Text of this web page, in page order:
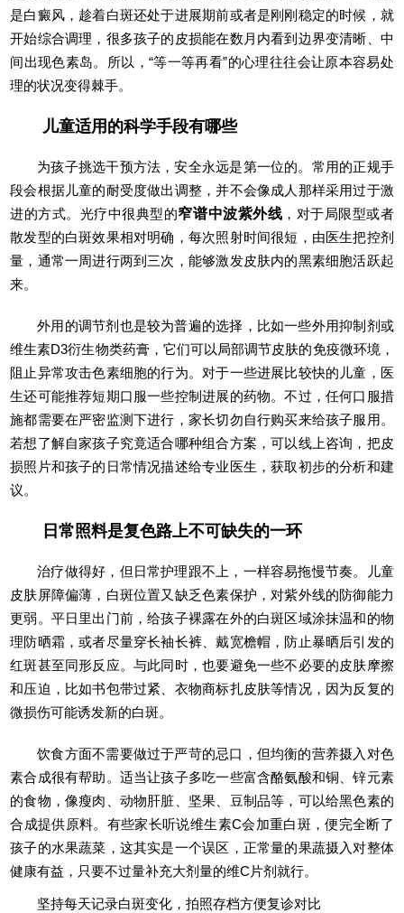
是白癜风，趁着白斑还处于进展期前或者是刚刚稳定的时候，就
开始综合调理，很多孩子的皮损能在数月内看到边界变清晰、中
间出现色素岛。所以，“等一等再看”的心理往往会让原本容易处
理的状况变得棘手。
儿童适用的科学手段有哪些
为孩子挑选干预方法，安全永远是第一位的。常用的正规手
段会根据儿童的耐受度做出调整，并不会像成人那样采用过于激
进的方式。光疗中很典型的窄谱中波紫外线 ，对于局限型或者
散发型的白斑效果相对明确，每次照射时间很短，由医生把控剂
量，通常一周进行两到三次，能够激发皮肤内的黑素细胞活跃起
来。
外用的调节剂也是较为普遍的选择，比如一些外用抑制剂或
维生素D3衍生物类药膏，它们可以局部调节皮肤的免疫微环境，
阻止异常攻击色素细胞的行为。对于一些进展比较快的儿童，医
生还可能推荐短期口服一些控制进展的药物。不过，任何口服措
施都需要在严密监测下进行，家长切勿自行购买来给孩子服用。
若想了解自家孩子究竟适合哪种组合方案，可以线上咨询，把皮
损照片和孩子的日常情况描述给专业医生，获取初步的分析和建
议。
日常照料是复色路上不可缺失的一环
治疗做得好，但日常护理跟不上，一样容易拖慢节奏。儿童
皮肤屏障偏薄，白斑位置又缺乏色素保护，对紫外线的防御能力
更弱。平日里出门前，给孩子裸露在外的白斑区域涂抹温和的物
理防晒霜，或者尽量穿长袖长裤、戴宽檐帽，防止暴晒后引发的
红斑甚至同形反应。与此同时，也要避免一些不必要的皮肤摩擦
和压迫，比如书包带过紧、衣物商标扎皮肤等情况，因为反复的
微损伤可能诱发新的白斑。
饮食方面不需要做过于严苛的忌口，但均衡的营养摄入对色
素合成很有帮助。适当让孩子多吃一些富含酪氨酸和铜、锌元素
的食物，像瘦肉、动物肝脏、坚果、豆制品等，可以给黑色素的
合成提供原料。有些家长听说维生素C会加重白斑，便完全断了
孩子的水果蔬菜，这其实是一个误区，正常量的果蔬摄入对整体
健康有益，只要不过量补充大剂量的维C片剂就行。
坚持每天记录白斑变化，拍照存档方便复诊对比